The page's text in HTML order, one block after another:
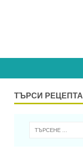
ТЪРСИ РЕЦЕПТА